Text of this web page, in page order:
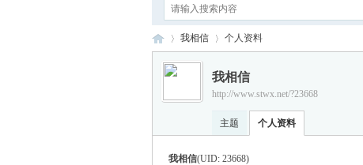
›
我相信 个人资料
我相信
http://www.stwx.net/?23668
主题 个人资料
我相信(UID: 23668)